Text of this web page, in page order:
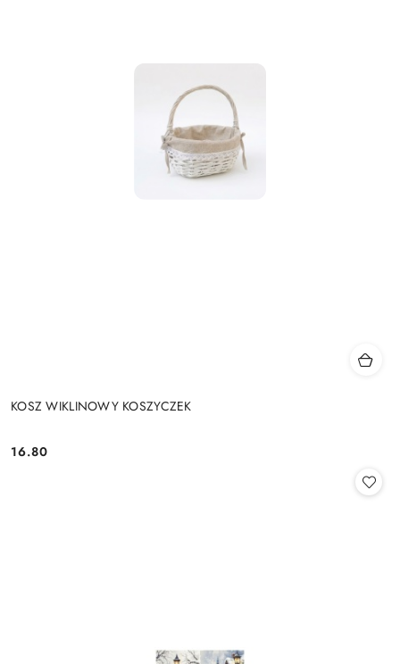
KOSZ WIKLINOWY KOSZYCZEK
Cena:
16.80